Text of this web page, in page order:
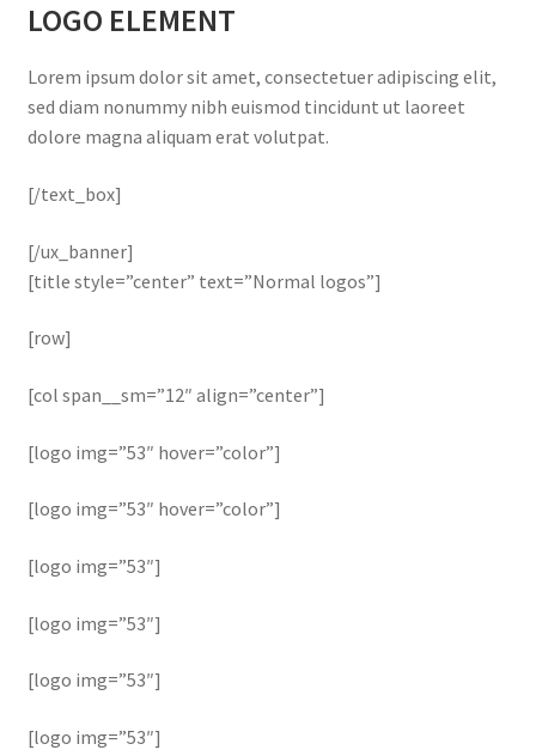
LOGO ELEMENT
Lorem ipsum dolor sit amet, consectetuer adipiscing elit,
sed diam nonummy nibh euismod tincidunt ut laoreet
dolore magna aliquam erat volutpat.
[/text_box]
[/ux_banner]
[title style=”center” text=”Normal logos”]
[row]
[col span__sm=”12″ align=”center”]
[logo img=”53″ hover=”color”]
[logo img=”53″ hover=”color”]
[logo img=”53″]
[logo img=”53″]
[logo img=”53″]
[logo img=”53″]